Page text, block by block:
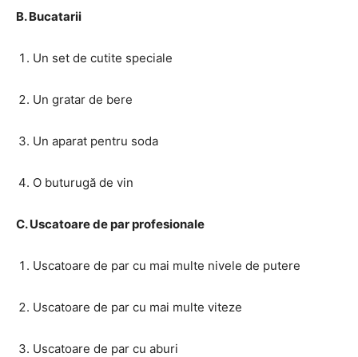
B. Bucatarii
Un set de cutite speciale
Un gratar de bere
Un aparat pentru soda
O buturugă de vin
C. Uscatoare de par profesionale
Uscatoare de par cu mai multe nivele de putere
Uscatoare de par cu mai multe viteze
Uscatoare de par cu aburi